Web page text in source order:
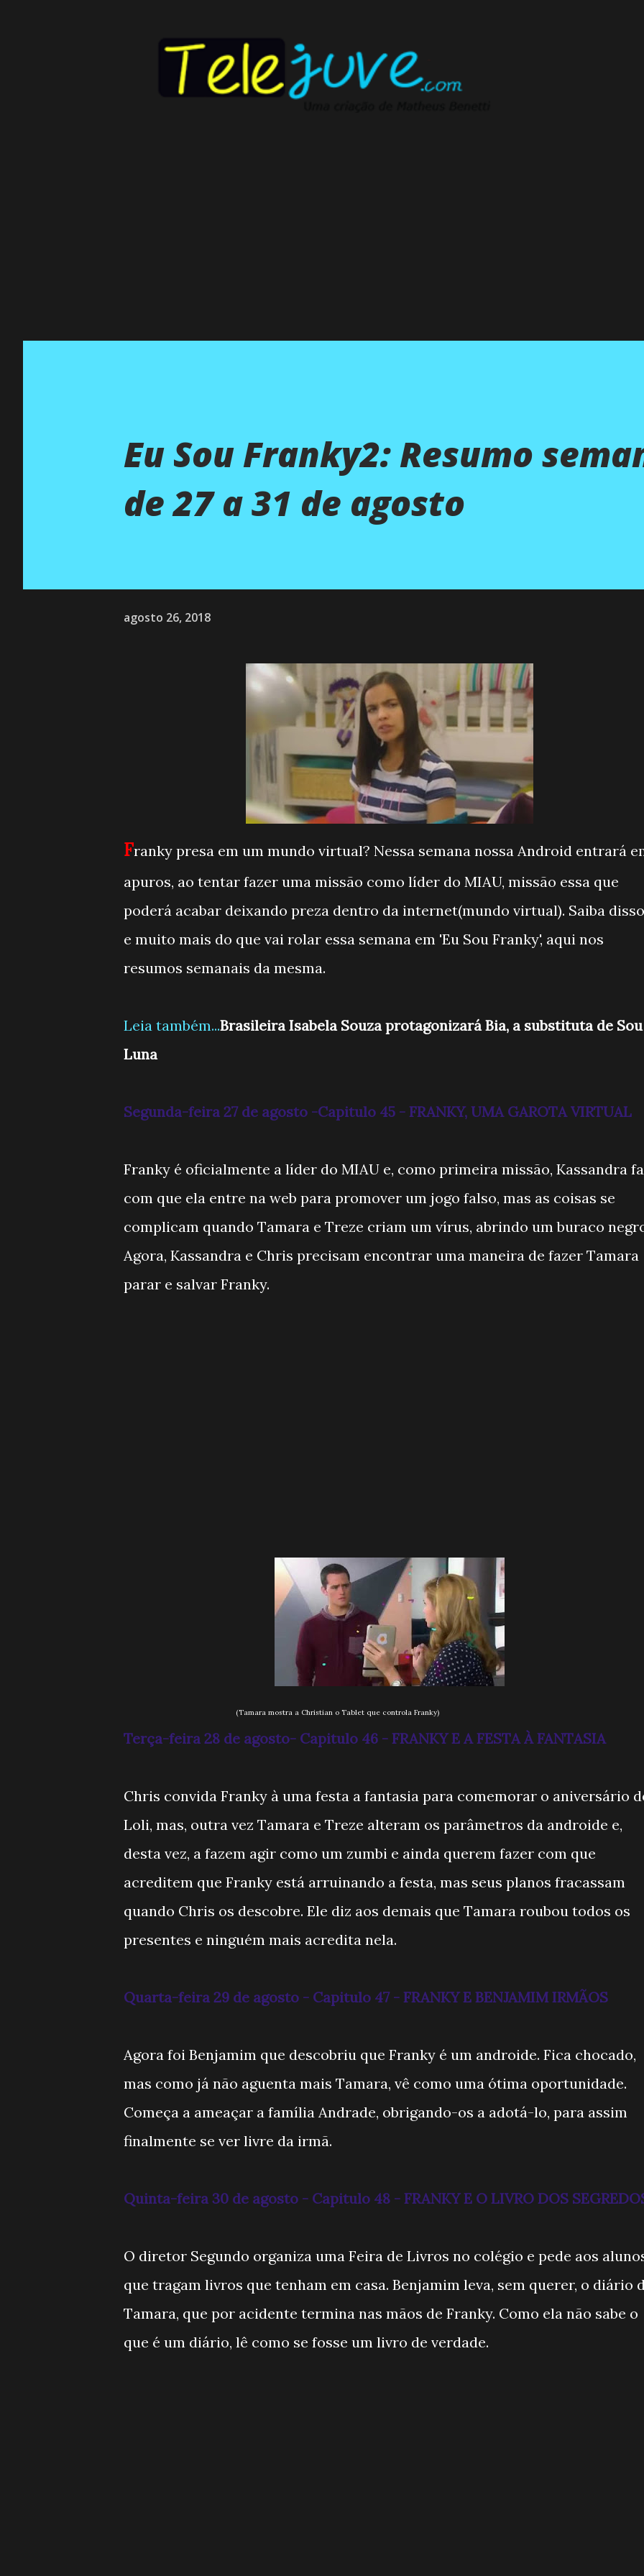
Eu Sou Franky2: Resumo
de 27 a 31 de agosto
agosto 26, 2018
Franky presa em um mundo virtual? Nessa semana nossa Android entrará
apuros, ao tentar fazer uma missão como líder do MIAU, missão essa que
poderá acabar deixando preza dentro da internet(mundo virtual). Saiba disso
e muito mais do que vai rolar essa semana em 'Eu Sou Franky', aqui nos
resumos semanais da mesma.
Leia também...Brasileira Isabela Souza protagonizará Bia, a substituta de Sou
Luna
Segunda-feira 27 de agosto -Capitulo 45 - FRANKY, UMA GAROTA VIRTUAL
Franky é oficialmente a líder do MIAU e, como primeira missão, Kassandra
com que ela entre na web para promover um jogo falso, mas as coisas se
complicam quando Tamara e Treze criam um vírus, abrindo um buraco
Agora, Kassandra e Chris precisam encontrar uma maneira de fazer Tamara
parar e salvar Franky.
(Tamara mostra a Christian o Tablet que controla Franky)
Terça-feira 28 de agosto- Capitulo 46 - FRANKY E A FESTA À FANTASIA
Chris convida Franky à uma festa a fantasia para comemorar o aniversário
Loli, mas, outra vez Tamara e Treze alteram os parâmetros da androide e,
desta vez, a fazem agir como um zumbi e ainda querem fazer com que
acreditem que Franky está arruinando a festa, mas seus planos fracassam
quando Chris os descobre. Ele diz aos demais que Tamara roubou todos os
presentes e ninguém mais acredita nela.
Quarta-feira 29 de agosto - Capitulo 47 - FRANKY E BENJAMIM IRMÃOS
Agora foi Benjamim que descobriu que Franky é um androide. Fica chocado,
mas como já não aguenta mais Tamara, vê como uma ótima oportunidade.
Começa a ameaçar a família Andrade, obrigando-os a adotá-lo, para assim
finalmente se ver livre da irmã.
Quinta-feira 30 de agosto - Capitulo 48 - FRANKY E O LIVRO DOS
O diretor Segundo organiza uma Feira de Livros no colégio e pede aos
que tragam livros que tenham em casa. Benjamim leva, sem querer, o diário
Tamara, que por acidente termina nas mãos de Franky. Como ela não sabe o
que é um diário, lê como se fosse um livro de verdade.